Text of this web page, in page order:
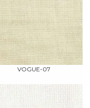
VOGUE-07